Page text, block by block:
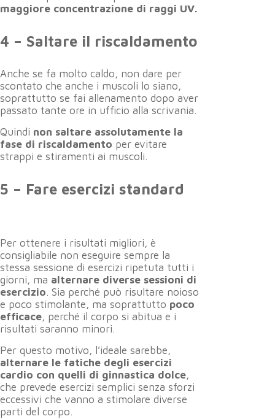
maggiore concentrazione di raggi UV.
4 – Saltare il riscaldamento
Anche se fa molto caldo, non dare per
scontato che anche i muscoli lo siano,
soprattutto se fai allenamento dopo aver
passato tante ore in ufficio alla scrivania.
Quindi non saltare assolutamente la
fase di riscaldamento per evitare
strappi e stiramenti ai muscoli.
5 – Fare esercizi standard
Per ottenere i risultati migliori, è
consigliabile non eseguire sempre la
stessa sessione di esercizi ripetuta tutti i
giorni, ma alternare diverse sessioni di
esercizio. Sia perché può risultare noioso
e poco stimolante, ma soprattutto poco
efficace, perché il corpo si abitua e i
risultati saranno minori.
Per questo motivo, l’ideale sarebbe,
alternare le fatiche degli esercizi
cardio con quelli di ginnastica dolce,
che prevede esercizi semplici senza sforzi
eccessivi che vanno a stimolare diverse
parti del corpo.